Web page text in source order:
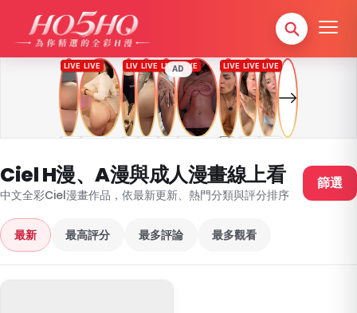
AD
Ciel H漫、A漫與成人漫畫線上看
中文全彩Ciel漫畫作品，依最新更新、熱門分類與評分排序
篩選
最新 最高評分 最多評論 最多觀看